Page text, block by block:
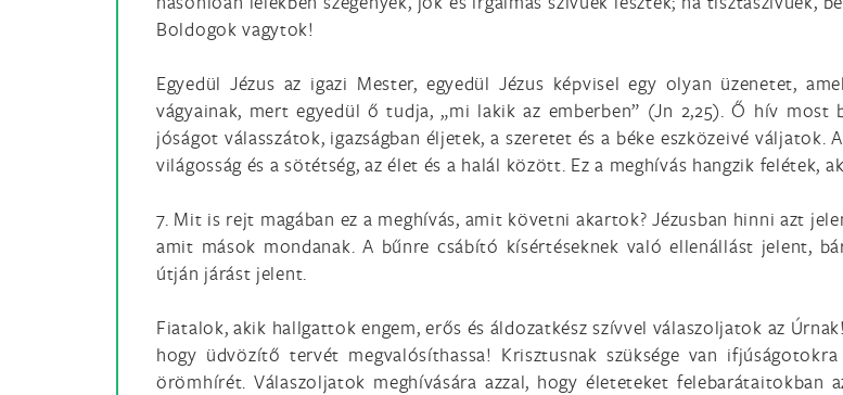
Boldogok vagytok!
Egyedül Jézus az igazi Mester, egyedül Jézus képvisel egy olyan üzenetet,
vágyainak, mert egyedül ő tudja, „mi lakik az emberben” (Jn 2,25). Ő hív
jóságot válasszátok, igazságban éljetek, a szeretet és a béke eszközeivé
világosság és a sötétség, az élet és a halál között. Ez a meghívás hangzik
7. Mit is rejt magában ez a meghívás, amit követni akartok? Jézusban hinni azt
amit mások mondanak. A bűnre csábító kísértéseknek való ellenállást jelent,
útján járást jelent.
Fiatalok, akik hallgattok engem, erős és áldozatkész szívvel válaszoljatok az
hogy üdvözítő tervét megvalósíthassa! Krisztusnak szüksége van
örömhírét. Válaszoljatok meghívására azzal, hogy életeteket